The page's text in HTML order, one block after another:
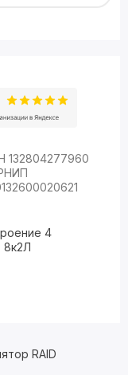
132804277960
4
8к2Л
RAID